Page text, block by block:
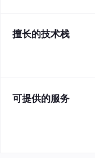
擅长的技术栈
可提供的服务